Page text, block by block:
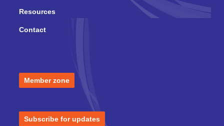
Resources
Contact
Member zone
Subscribe for updates